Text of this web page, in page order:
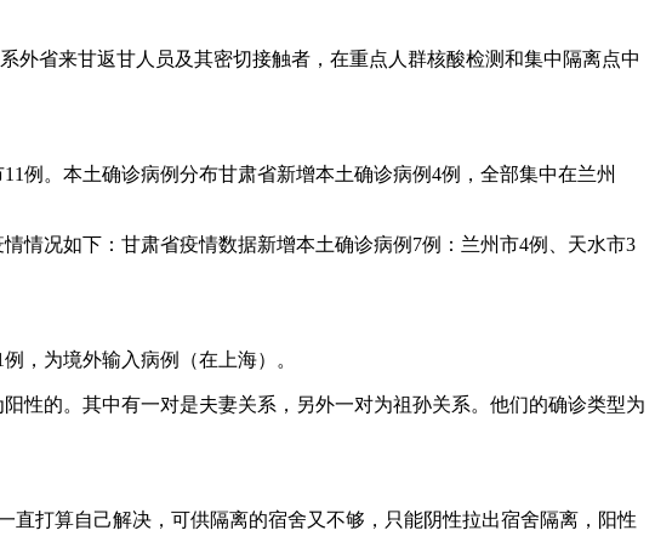
外省来甘返甘人员及其密切接触者，在重点人群核酸检测和集中隔离点中
例。本土确诊病例分布甘肃省新增本土确诊病例4例，全部集中在兰州
情况如下：甘肃省疫情数据新增本土确诊病例7例：兰州市4例、天水市3
，为境外输入病例（在上海）。
性的。其中有一对是夫妻关系，另外一对为祖孙关系。他们的确诊类型为
打算自己解决，可供隔离的宿舍又不够，只能阴性拉出宿舍隔离，阳性